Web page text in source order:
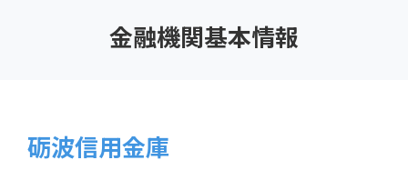
金融機関基本情報
砺波信用金庫